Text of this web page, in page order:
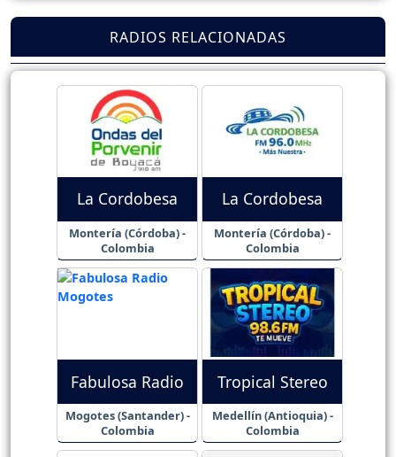
RADIOS RELACIONADAS
La Cordobesa
Montería (Córdoba) -
Colombia
La Cordobesa
Montería (Córdoba) -
Colombia
Fabulosa Radio
Mogotes (Santander) -
Colombia
Tropical Stereo
Medellín (Antioquia) -
Colombia